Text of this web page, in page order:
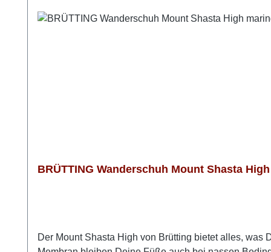
BRÜTTING Wanderschuh Mount Shasta
Der Mount Shasta High von Brütting bietet alles, was